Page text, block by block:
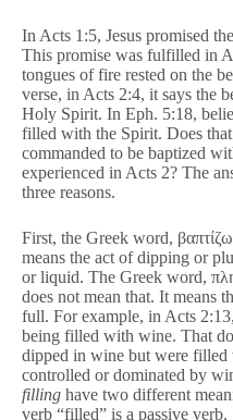
In Acts 1:5, Jesus promised
This promise was fulfilled in
tongues of fire rested on the
verse, in Acts 2:4, it says the
Holy Spirit. In Eph. 5:18,
filled with the Spirit. Does that
commanded to be baptized
experienced in Acts 2? The
three reasons.
First, the Greek word,
means the act of dipping or
or liquid. The Greek word,
does not mean that. It means
full. For example, in Acts
being filled with wine. That
dipped in wine but were
controlled or dominated by
filling have two different
verb “filled” is a passive verb.